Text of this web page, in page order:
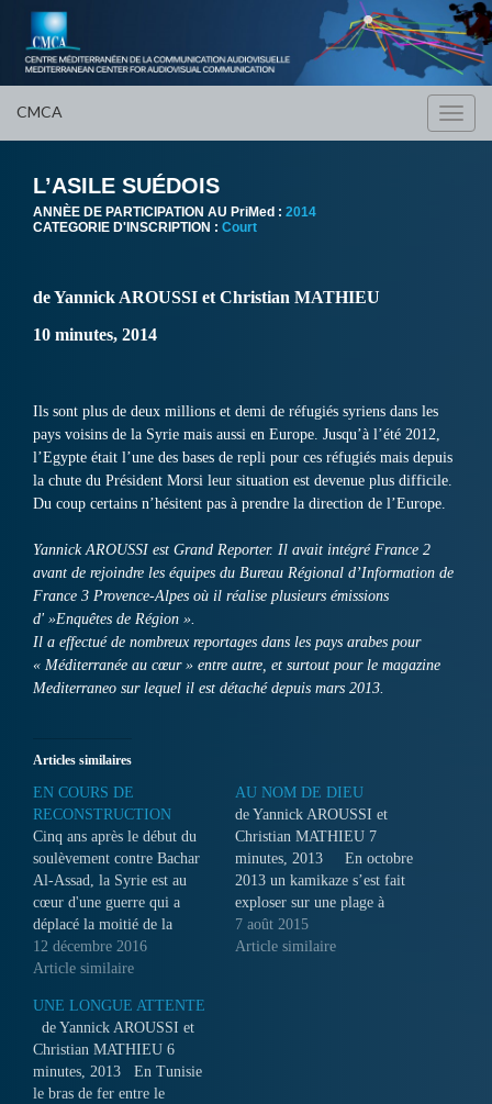
CMCA
L’ASILE SUÉDOIS
ANNÈE DE PARTICIPATION AU PriMed : 2014
CATEGORIE D'INSCRIPTION : Court
de Yannick AROUSSI et Christian MATHIEU
10 minutes, 2014
Ils sont plus de deux millions et demi de réfugiés syriens dans les
pays voisins de la Syrie mais aussi en Europe. Jusqu’à l’été 2012,
l’Egypte était l’une des bases de repli pour ces réfugiés mais depuis
la chute du Président Morsi leur situation est devenue plus difficile.
Du coup certains n’hésitent pas à prendre la direction de l’Europe.
Yannick AROUSSI est Grand Reporter. Il avait intégré France 2
avant de rejoindre les équipes du Bureau Régional d’Information de
France 3 Provence-Alpes où il réalise plusieurs émissions
d' »Enquêtes de Région ».
Il a effectué de nombreux reportages dans les pays arabes pour
« Méditerranée au cœur » entre autre, et surtout pour le magazine
Mediterraneo sur lequel il est détaché depuis mars 2013.
Articles similaires
EN COURS DE
RECONSTRUCTION
Cinq ans après le début du
soulèvement contre Bachar
Al-Assad, la Syrie est au
cœur d'une guerre qui a
déplacé la moitié de la
population du pays et a
coûté la vie à des centaines
12 décembre 2016
Article similaire
AU NOM DE DIEU
de Yannick AROUSSI et
Christian MATHIEU 7
minutes, 2013 En octobre
2013 un kamikaze s’est fait
exploser sur une plage à
Sousse en Tunisie après
avoir tenté de s’introduire
7 août 2015
Article similaire
UNE LONGUE ATTENTE
de Yannick AROUSSI et
Christian MATHIEU 6
minutes, 2013 En Tunisie
le bras de fer entre le